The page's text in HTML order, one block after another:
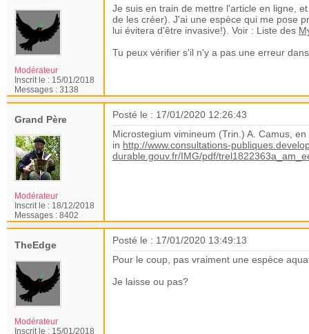
Modérateur
Inscrit le : 15/01/2018
Messages : 3138
Je suis en train de mettre l'article en ligne,
de les créer). J'ai une espèce qui me pose
lui évitera d'être invasive!). Voir : Liste des
Tu peux vérifier s'il n'y a pas une erreur
Grand Père
Modérateur
Inscrit le : 18/12/2018
Messages : 8402
Posté le : 17/01/2020 12:26:43
Microstegium vimineum (Trin.) A. Camus, en
in http://www.consultations-
durable.gouv.fr/IMG/pdf/
TheEdge
Modérateur
Inscrit le : 15/01/2018
Posté le : 17/01/2020 13:49:13
Pour le coup, pas vraiment une espèce
Je laisse ou pas?